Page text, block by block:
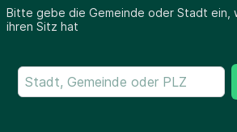
Bitte gebe die Gemeinde oder Stadt ein,
ihren Sitz hat